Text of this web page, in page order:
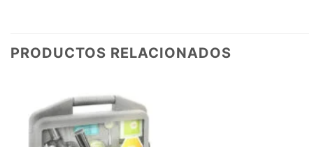
PRODUCTOS RELACIONADOS